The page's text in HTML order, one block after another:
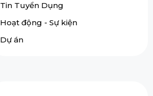
Tin Tuyển Dụng
Hoạt động - Sự kiện
Dự án